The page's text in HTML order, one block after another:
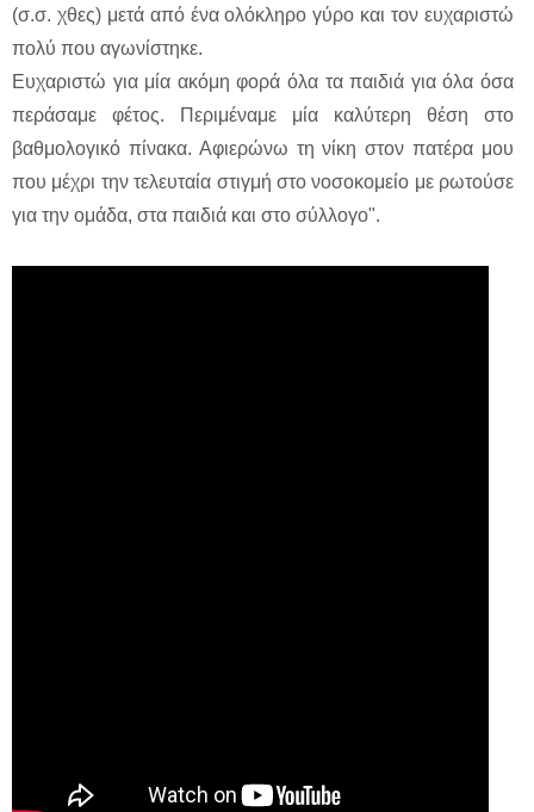
(σ.σ. χθες) μετά από ένα ολόκληρο γύρο και τον ευχαριστώ
πολύ που αγωνίστηκε.
Ευχαριστώ για μία ακόμη φορά όλα τα παιδιά για όλα όσα
περάσαμε φέτος. Περιμέναμε μία καλύτερη θέση στο
βαθμολογικό πίνακα. Αφιερώνω τη νίκη στον πατέρα μου
που μέχρι την τελευταία στιγμή στο νοσοκομείο με ρωτούσε
για την ομάδα, στα παιδιά και στο σύλλογο".